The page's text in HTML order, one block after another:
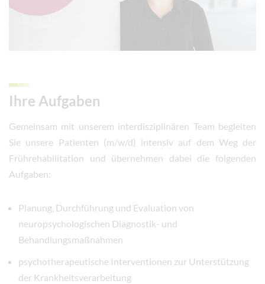
Ihre Aufgaben
Gemeinsam mit unserem interdisziplinären Team begleiten
Sie unsere Patienten (m/w/d) intensiv auf dem Weg der
Frührehabilitation und übernehmen dabei die folgenden
Aufgaben:
Planung, Durchführung und Evaluation von
neuropsychologischen Diagnostik- und
Behandlungsmaßnahmen
psychotherapeutische Interventionen zur Unterstützung
der Krankheitsverarbeitung